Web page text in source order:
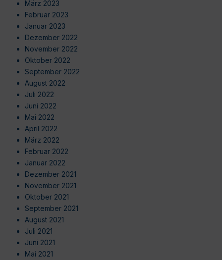
März 2023
Februar 2023
Januar 2023
Dezember 2022
November 2022
Oktober 2022
September 2022
August 2022
Juli 2022
Juni 2022
Mai 2022
April 2022
März 2022
Februar 2022
Januar 2022
Dezember 2021
November 2021
Oktober 2021
September 2021
August 2021
Juli 2021
Juni 2021
Mai 2021